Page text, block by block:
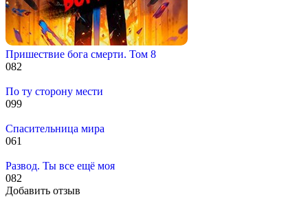
Пришествие бога смерти. Том 8
082
По ту сторону мести
099
Спасительница мира
061
Развод. Ты все ещё моя
082
Добавить отзыв